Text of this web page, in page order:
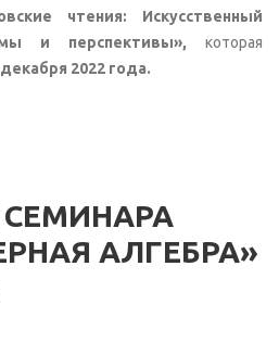
чтения: Искусственный
и перспективы», которая
2022 года.
АЛГЕБРА»